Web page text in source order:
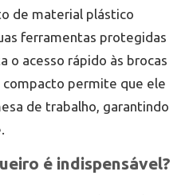
de material plástico
ferramentas protegidas
o acesso rápido às brocas
compacto permite que ele
de trabalho, garantindo
é indispensável?